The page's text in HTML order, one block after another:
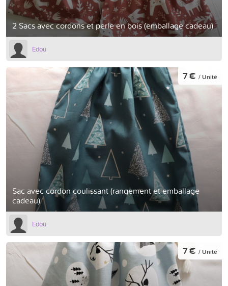
2 Sacs avec cordons et perle en bois (emballage cadeau)
Edou
Sac avec cordon coulissant (rangement et emballage
cadeau)
7 € / Unité
Edou
7 € / Unité